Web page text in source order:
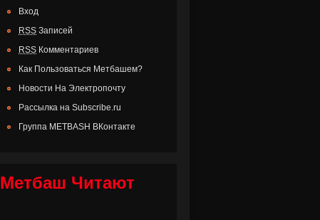
Вход
RSS Записей
RSS Комментариев
Как Пользоваться Метбашем?
Новости На Электропочту
Рассылка на Subscribe.ru
Группа METBASH ВКонтакте
Метбаш Читают